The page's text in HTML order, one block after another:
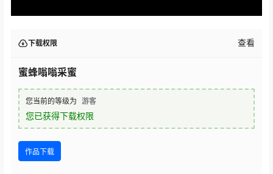
下载权限 查看
蜜蜂嗡嗡采蜜
您当前的等级为 游客
您已获得下载权限
作品下载